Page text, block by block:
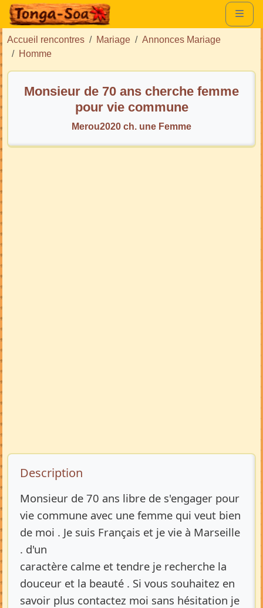
Accueil rencontres Mariage
Annonces Mariage
Homme
Monsieur de 70 ans cherche femme
pour vie commune
Merou2020 ch. une Femme
Description de l’annonce
Description
Monsieur de 70 ans libre de s'engager pour
vie commune avec une femme qui veut bien
de moi . Je suis Français et je vie à Marseille
. d'un
caractère calme et tendre je recherche la
douceur et la beauté . Si vous souhaitez en
savoir plus contactez moi sans hésitation je